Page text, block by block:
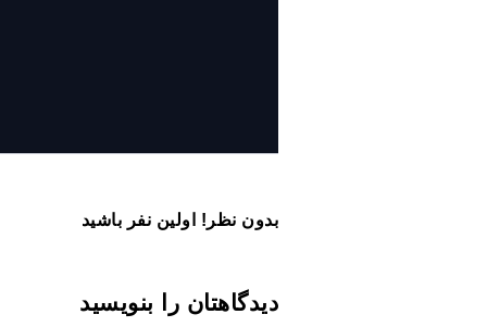
بدون نظر! اولین نفر باشید
دیدگاهتان را بنویسید